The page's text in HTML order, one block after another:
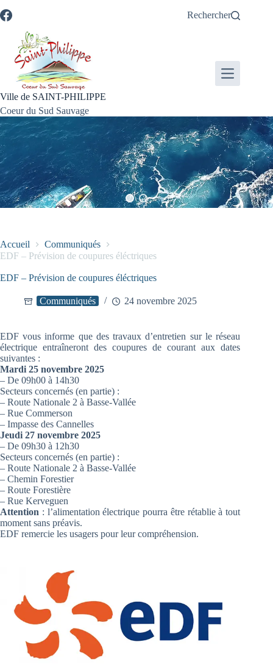
au
au
à
recherche
au
Rechercher
Ville de SAINT-PHILIPPE
Coeur du Sud Sauvage
Accueil
Communiqués
EDF – Prévision de coupures éléctriques
EDF – Prévision de coupures éléctriques
Communiqués 24 novembre 2025
EDF vous informe que des travaux d’entretien sur le réseau
électrique entraîneront des coupures de courant aux dates
suivantes :
Mardi 25 novembre 2025
– De 09h00 à 14h30
Secteurs concernés (en partie) :
– Route Nationale 2 à Basse-Vallée
– Rue Commerson
– Impasse des Cannelles
Jeudi 27 novembre 2025
– De 09h30 à 12h30
Secteurs concernés (en partie) :
– Route Nationale 2 à Basse-Vallée
– Chemin Forestier
– Route Forestière
– Rue Kerveguen
Attention : l’alimentation électrique pourra être rétablie à tout
moment sans préavis.
EDF remercie les usagers pour leur compréhension.